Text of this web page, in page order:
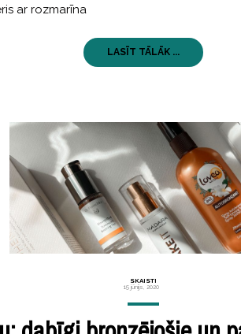
ar rozmarīna
LASĪT TĀLĀK ...
SKAISTI
15 jūnijs, 2020